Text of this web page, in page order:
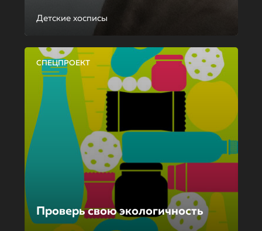
Детские хосписы
СПЕЦПРОЕКТ
Проверь свою экологичность